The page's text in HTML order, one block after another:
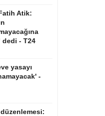
Atik:
dedi - T24
yasayı
-